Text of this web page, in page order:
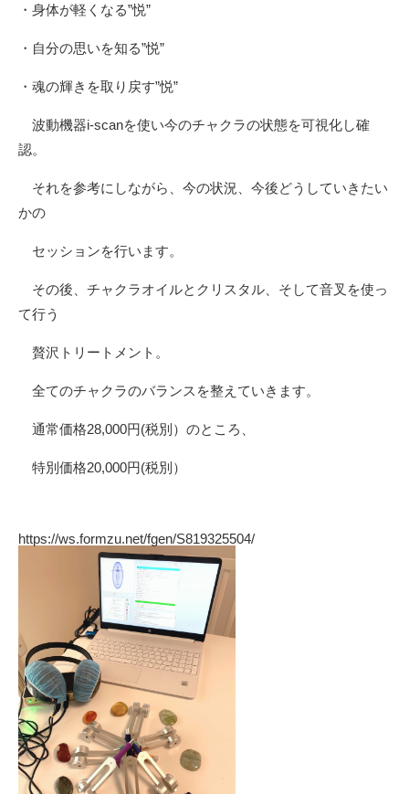
・身体が軽くなる”悦”
・自分の思いを知る”悦”
・魂の輝きを取り戻す”悦”
波動機器i-scanを使い今のチャクラの状態を可視化し確
認。
それを参考にしながら、今の状況、今後どうしていきたい
かの
セッションを行います。
その後、チャクラオイルとクリスタル、そして音叉を使っ
て行う
贅沢トリートメント。
全てのチャクラのバランスを整えていきます。
通常価格28,000円(税別）のところ、
特別価格20,000円(税別）
https://ws.formzu.net/fgen/S819325504/